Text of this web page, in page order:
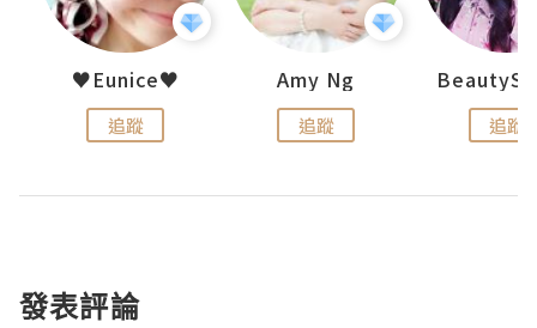
♥Eunice♥
追蹤
Amy Ng
追蹤 追蹤
發表評論